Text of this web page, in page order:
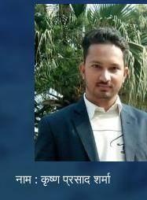
नाम : कृष्ण प्रसाद शर्मा